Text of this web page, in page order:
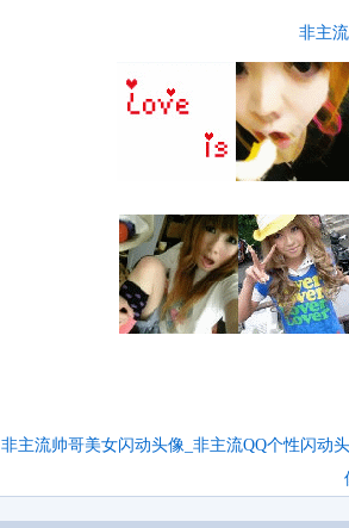
非主
非主流帅哥美女闪动头像_非主流QQ个性闪动